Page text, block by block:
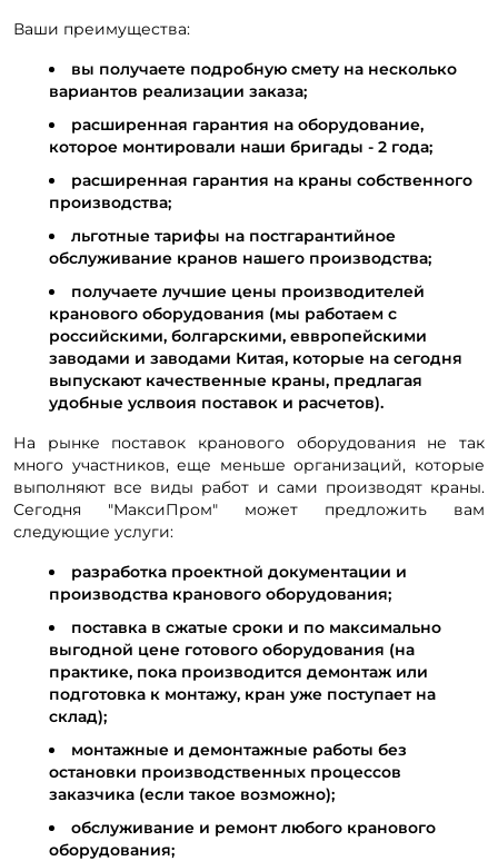
Ваши преимущества:
вы получаете подробную смету на несколько
вариантов реализации заказа;
расширенная гарантия на оборудование,
которое монтировали наши бригады - 2 года;
расширенная гарантия на краны собственного
производства;
льготные тарифы на постгарантийное
обслуживание кранов нашего производства;
получаете лучшие цены производителей
кранового оборудования (мы работаем с
российскими, болгарскими, еввропейскими
заводами и заводами Китая, которые на сегодня
выпускают качественные краны, предлагая
удобные услвоия поставок и расчетов).
На рынке поставок кранового оборудования не так
много участников, еще меньше организаций, которые
выполняют все виды работ и сами производят краны.
Сегодня "МаксиПром" может предложить вам
следующие услуги:
разработка проектной документации и
производства кранового оборудования;
поставка в сжатые сроки и по максимально
выгодной цене готового оборудования (на
практике, пока производится демонтаж или
подготовка к монтажу, кран уже поступает на
склад);
монтажные и демонтажные работы без
остановки производственных процессов
заказчика (если такое возможно);
обслуживание и ремонт любого кранового
оборудования;